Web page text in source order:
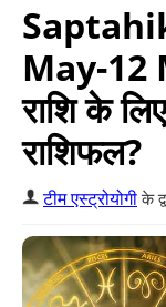
May-12
राशि के
राशिफल?
टीम एस्ट्रोयोगीके